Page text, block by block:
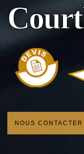
NOUS CONTACTER